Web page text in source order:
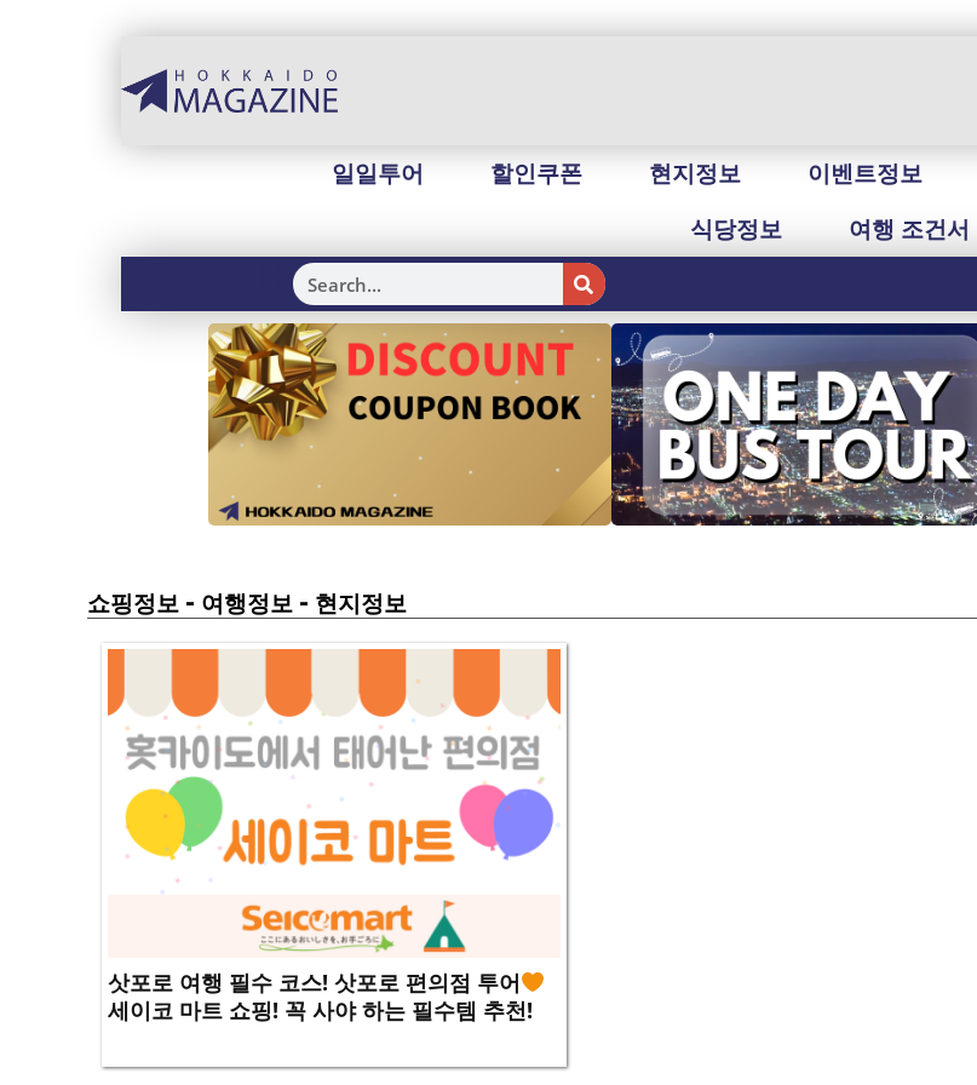
일일투어 할인쿠폰 현지정보 이벤트정보
식당정보
여행 조건서
쇼핑정보 - 여행정보 - 현지정보
삿포로 여행 필수 코스! 삿포로 편의점 투어
세이코 마트 쇼핑! 꼭 사야 하는 필수템 추천!